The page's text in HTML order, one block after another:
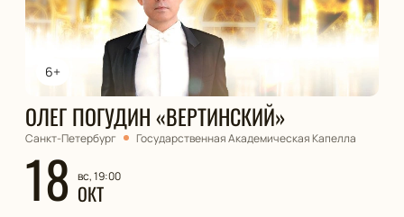
6+
ОЛЕГ ПОГУДИН «ВЕРТИНСКИЙ»
Санкт-Петербург Государственная Академическая Капелла
18 вс, 19:00
ОКТ